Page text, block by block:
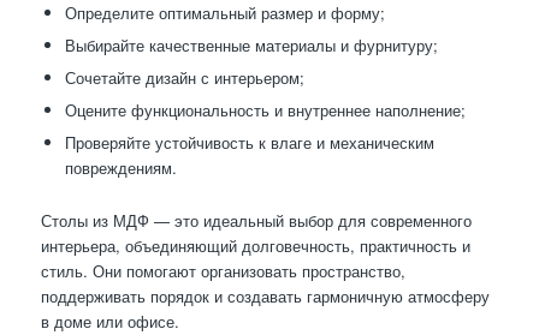
Определите оптимальный размер и форму;
Выбирайте качественные материалы и фурнитуру;
Сочетайте дизайн с интерьером;
Оцените функциональность и внутреннее наполнение;
Проверяйте устойчивость к влаге и механическим
повреждениям.
Столы из МДФ — это идеальный выбор для современного
интерьера, объединяющий долговечность, практичность и
стиль. Они помогают организовать пространство,
поддерживать порядок и создавать гармоничную атмосферу
в доме или офисе.